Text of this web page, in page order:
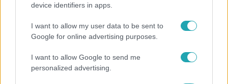
device identifiers in apps.
I want to allow my user data to be sent to
Google for online advertising purposes.
I want to allow Google to send me
personalized advertising.
értékét is csökkentheti